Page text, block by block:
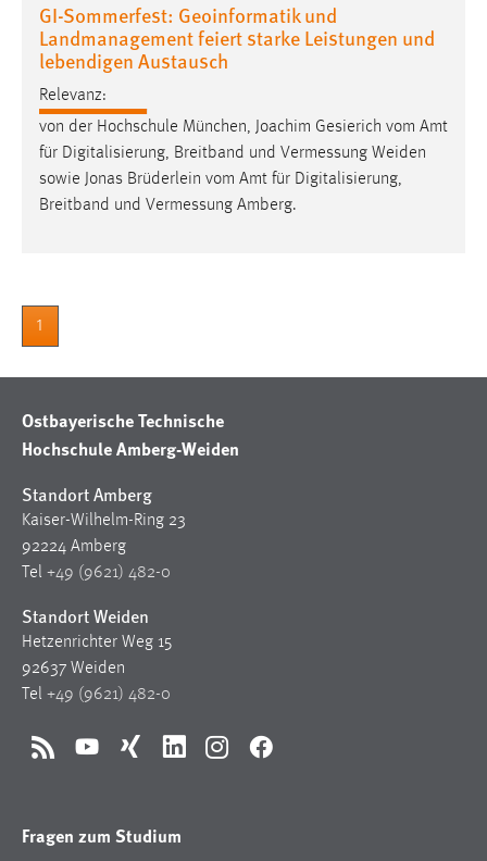
GI-Sommerfest: Geoinformatik und
Landmanagement feiert starke Leistungen und
lebendigen Austausch
Relevanz:
von der Hochschule München, Joachim Gesierich vom Amt
für Digitalisierung, Breitband und Vermessung Weiden
sowie Jonas Brüderlein vom Amt für Digitalisierung,
Breitband und Vermessung Amberg.
1
Ostbayerische Technische
Hochschule Amberg-Weiden
Standort Amberg
Kaiser-Wilhelm-Ring 23
92224 Amberg
Tel +49 (9621) 482-0
Standort Weiden
Hetzenrichter Weg 15
92637 Weiden
Tel +49 (9621) 482-0
RSS YouTubeXing LinkedInInstagramFacebook
Fragen zum Studium
_gcl_au
Anbieter:
Google Ireland Limited
Zweck:
Conversion-Tracking
Cookie Laufzeit:
Facebook
Zweck:
Cookie Laufzeit:
3 Monate
EXTERNE MEDIEN
Um Inhalte von Videoplattformen und Social Media
Plattformen anzeigen zu können, werden von diesen
Vimeo